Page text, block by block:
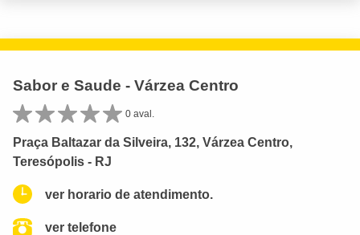
Sabor e Saude - Várzea Centro
0 aval.
Praça Baltazar da Silveira, 132, Várzea Centro,
Teresópolis - RJ
ver horario de atendimento.
ver telefone